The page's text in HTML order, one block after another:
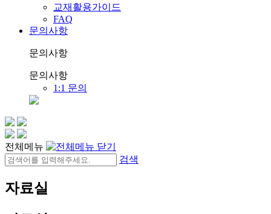
교재활용가이드
FAQ
문의사항
문의사항
문의사항
1:1 문의
전체메뉴
검색
자료실